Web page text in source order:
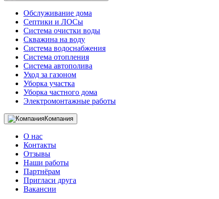
Обслуживание дома
Септики и ЛОСы
Система очистки воды
Скважина на воду
Система водоснабжения
Система отопления
Система автополива
Уход за газоном
Уборка участка
Уборка частного дома
Электромонтажные работы
Компания
О нас
Контакты
Отзывы
Наши работы
Партнёрам
Пригласи друга
Вакансии